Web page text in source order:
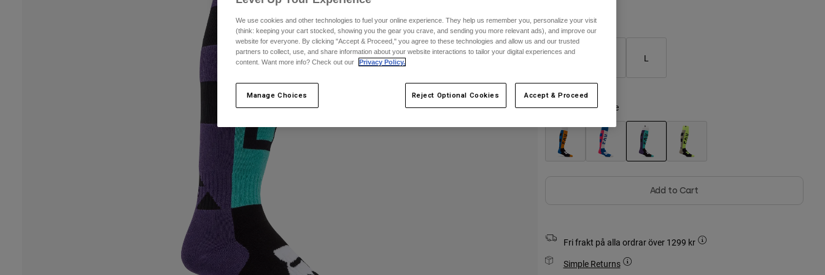
Storlekstabell
S L
Färg -Grape Purple
Add to Cart
Fri frakt på alla ordrar över 1299 kr
Simple Returns
We use cookies and other technologies to fuel your online experience. They help us remember you, personalize your visit
(think: keeping your cart stocked, showing you the gear you crave, and sending you more relevant ads), and improve our
website for everyone. By clicking "Accept & Proceed," you agree to these technologies and allow us and our trusted
partners to collect, use, and share information about your website interactions to tailor your digital experiences and
content. Want more info? Check out our
Privacy Policy.
Manage Choices Reject Optional Cookies Accept & Proceed